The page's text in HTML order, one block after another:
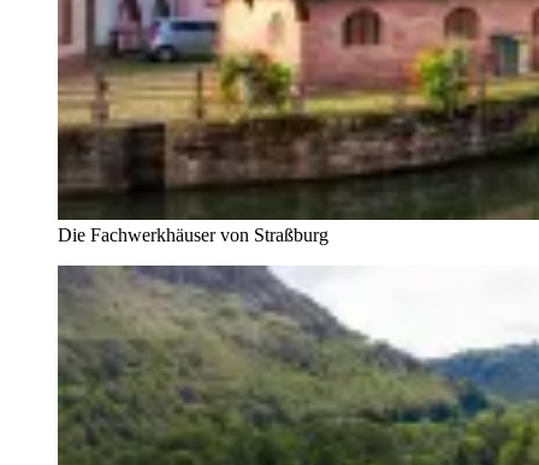
Die Fachwerkhäuser von Straßburg